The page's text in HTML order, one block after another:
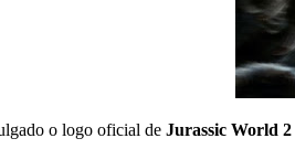
o logo oficial de Jurassic World 2